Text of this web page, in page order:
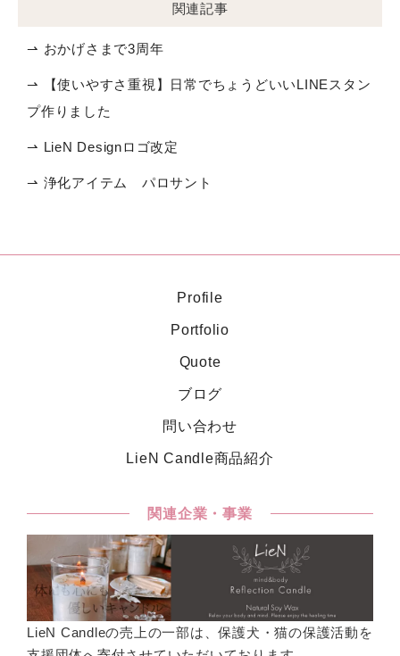
関連記事
⇀ おかげさまで3周年
⇀ 【使いやすさ重視】日常でちょうどいいLINEスタン
プ作りました
⇀ LieN Designロゴ改定
⇀ 浄化アイテム パロサント
Profile
Portfolio
Quote
ブログ
問い合わせ
LieN Candle商品紹介
関連企業・事業
LieN Candleの売上の一部は、保護犬・猫の保護活動を